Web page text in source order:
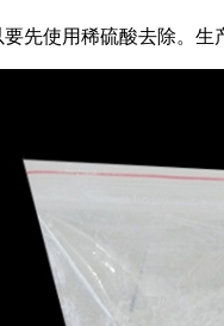
先使用稀硫酸去除。生